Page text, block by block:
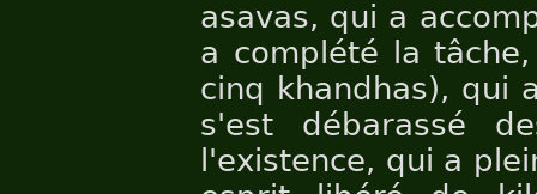
asavas, qui a
a complété la
cinq khandhas), qui
s'est débarassé
l'existence, qui a